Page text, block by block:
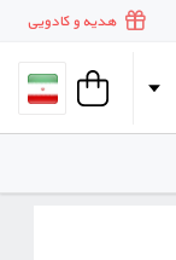
هدیه و کادویی